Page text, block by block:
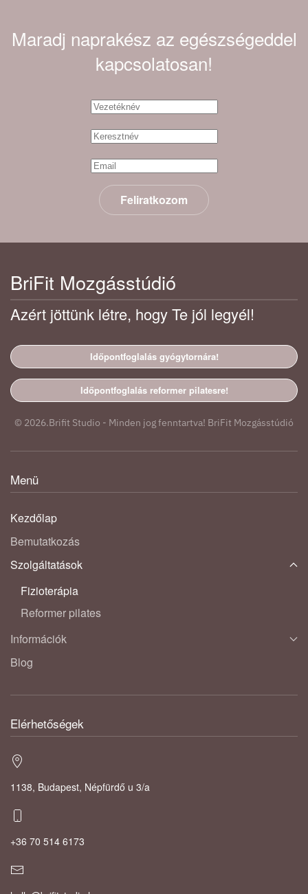
Maradj naprakész az egészségeddel
kapcsolatosan!
Feliratkozom
BriFit Mozgásstúdió
Azért jöttünk létre, hogy Te jól legyél!
Időpontfoglalás gyógytornára!
Időpontfoglalás reformer pilatesre!
© 2026.Brifit Studio - Minden jog fenntartva! BriFit Mozgásstúdió
Menü
Kezdőlap
Bemutatkozás
Szolgáltatások
Fizioterápia
Reformer pilates
Információk
Blog
Elérhetőségek
1138, Budapest, Népfürdő u 3/a
+36 70 514 6173